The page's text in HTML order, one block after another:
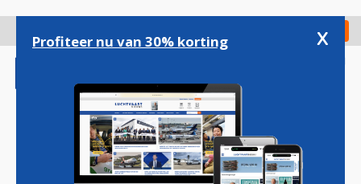
gaan
Check in
Profiteer nu van 30% korting x